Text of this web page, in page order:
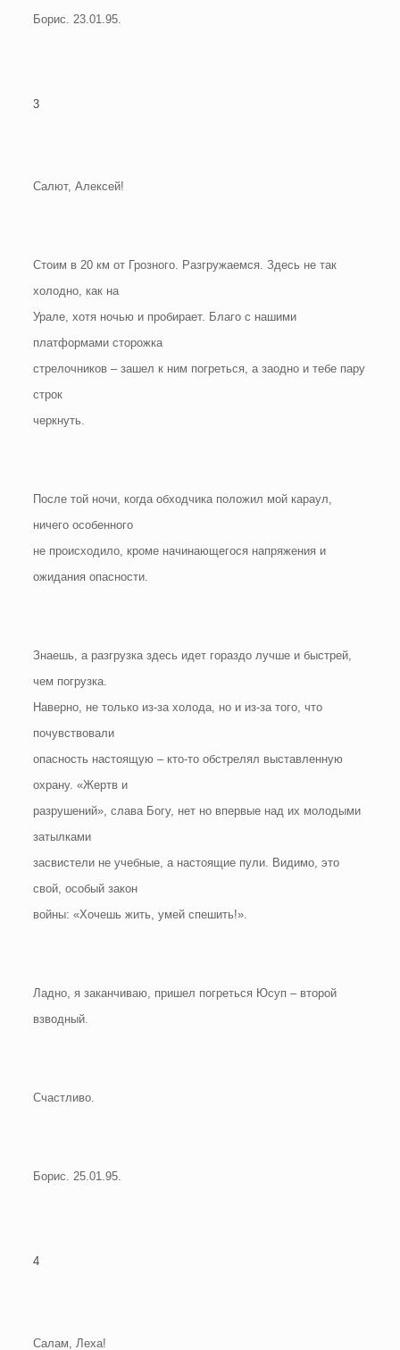
Борис. 23.01.95.
3
Салют, Алексей!
Стоим в 20 км от Грозного. Разгружаемся. Здесь не так
холодно, как на
Урале, хотя ночью и пробирает. Благо с нашими
платформами сторожка
стрелочников – зашел к ним погреться, а заодно и тебе пару
строк
черкнуть.
После той ночи, когда обходчика положил мой караул,
ничего особенного
не происходило, кроме начинающегося напряжения и
ожидания опасности.
Знаешь, а разгрузка здесь идет гораздо лучше и быстрей,
чем погрузка.
Наверно, не только из-за холода, но и из-за того, что
почувствовали
опасность настоящую – кто-то обстрелял выставленную
охрану. «Жертв и
разрушений», слава Богу, нет но впервые над их молодыми
затылками
засвистели не учебные, а настоящие пули. Видимо, это
свой, особый закон
войны: «Хочешь жить, умей спешить!».
Ладно, я заканчиваю, пришел погреться Юсуп – второй
взводный.
Счастливо.
Борис. 25.01.95.
4
Салам, Леха!